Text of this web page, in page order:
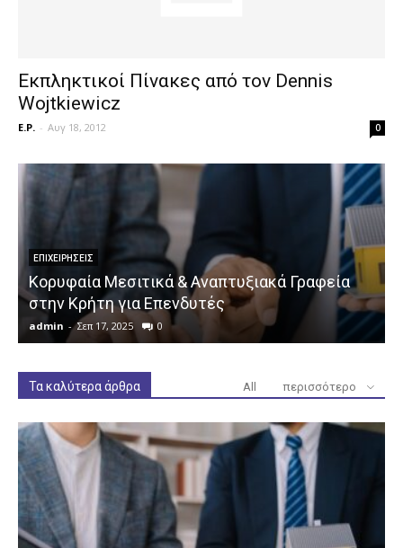
Εκπληκτικοί Πίνακες από τον Dennis
Wojtkiewicz
E.P. - Αυγ 18, 2012 0
ΕΠΙΧΕΙΡΉΣΕΙΣ
Κορυφαία Μεσιτικά & Αναπτυξιακά Γραφεία
στην Κρήτη για Επενδυτές
admin - Σεπ 17, 2025 0
Τα καλύτερα άρθρα All περισσότερο